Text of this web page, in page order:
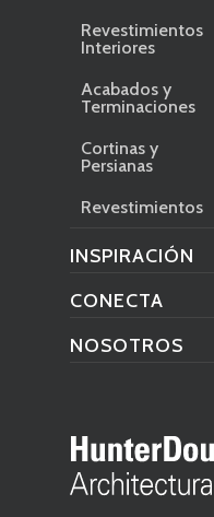
Revestimientos
Interiores
Acabados y
Terminaciones
Cortinas y
Persianas
Revestimientos
INSPIRACIÓN
CONECTA
NOSOTROS